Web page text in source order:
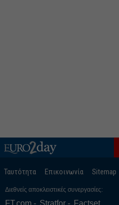
Ταυτότητα Επικοινωνία Sitemap
Διεθνείς αποκλειστικές συνεργασίες:
FT.com Stratfor Factset